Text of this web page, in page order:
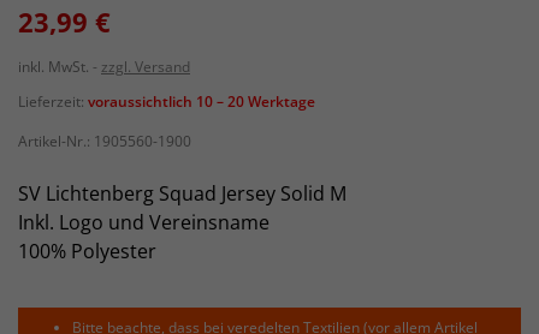
23,99 €
inkl. MwSt.
zzgl. Versand
Lieferzeit: voraussichtlich 10 – 20 Werktage
Artikel-Nr.: 1905560-1900
SV Lichtenberg Squad Jersey Solid M
Inkl. Logo und Vereinsname
100% Polyester
Bitte beachte, dass bei veredelten Textilien (vor allem Artikel